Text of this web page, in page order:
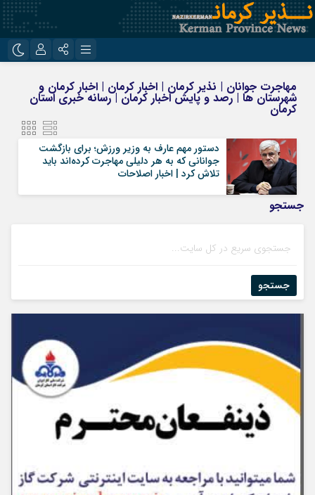
روبیکا
ایتا
مرا به خاطر بسپار
مهاجرت جوانان | نذیر کرمان | اخبار کرمان | اخبار کرمان و
شهرستان ها | رصد و پایش اخبار کرمان | رسانه خبری استان
کرمان
دستور مهم عارف به وزیر ورزش؛ برای بازگشت
جوانانی که به هر دلیلی مهاجرت کرده‌اند باید
تلاش کرد | اخبار اصلاحات
جستجو
جستجو